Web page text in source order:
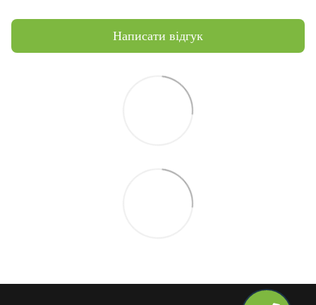
Написати відгук